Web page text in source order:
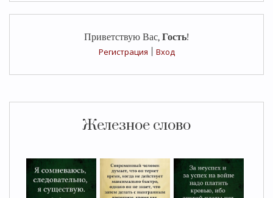
Приветствую Вас, Гость!
Регистрация
Вход
Железное слово